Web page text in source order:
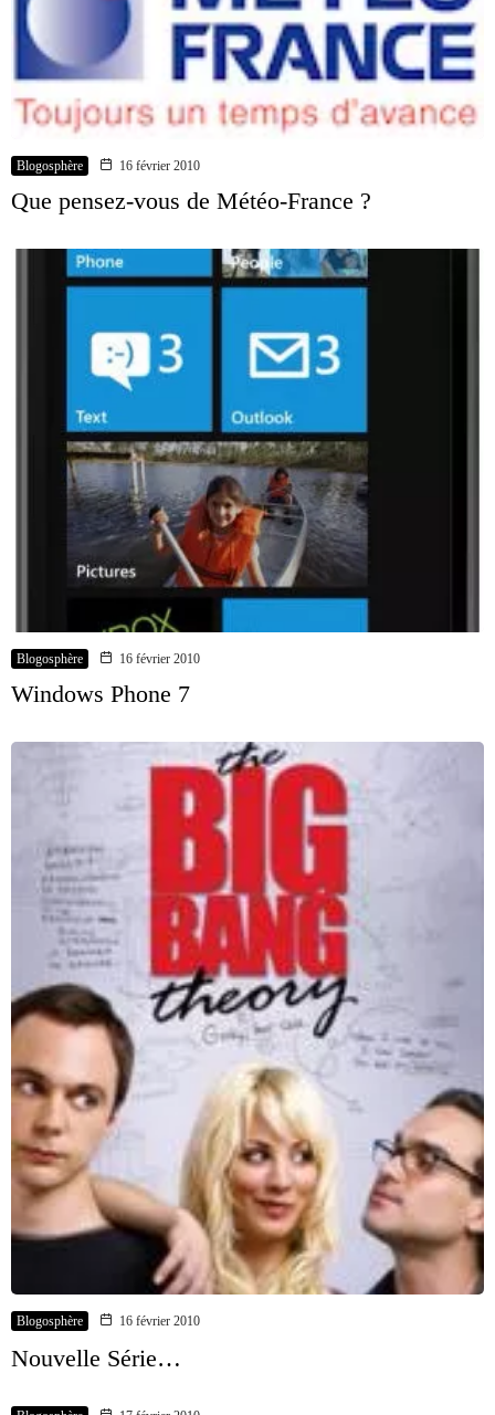
Blogosphère 16 février 2010
Que pensez-vous de Météo-France ?
Blogosphère 16 février 2010
Windows Phone 7
Blogosphère 16 février 2010
Nouvelle Série…